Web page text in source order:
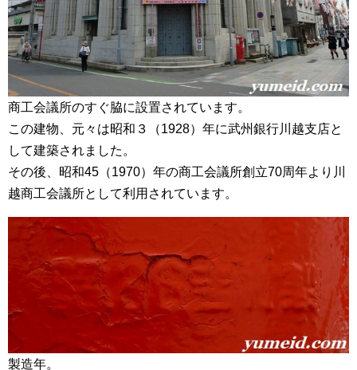
商工会議所のすぐ脇に設置されています。
この建物、元々は昭和３（1928）年に武州銀行川越支店と
して建築されました。
その後、昭和45（1970）年の商工会議所創立70周年より川
越商工会議所として利用されています。
製造年。